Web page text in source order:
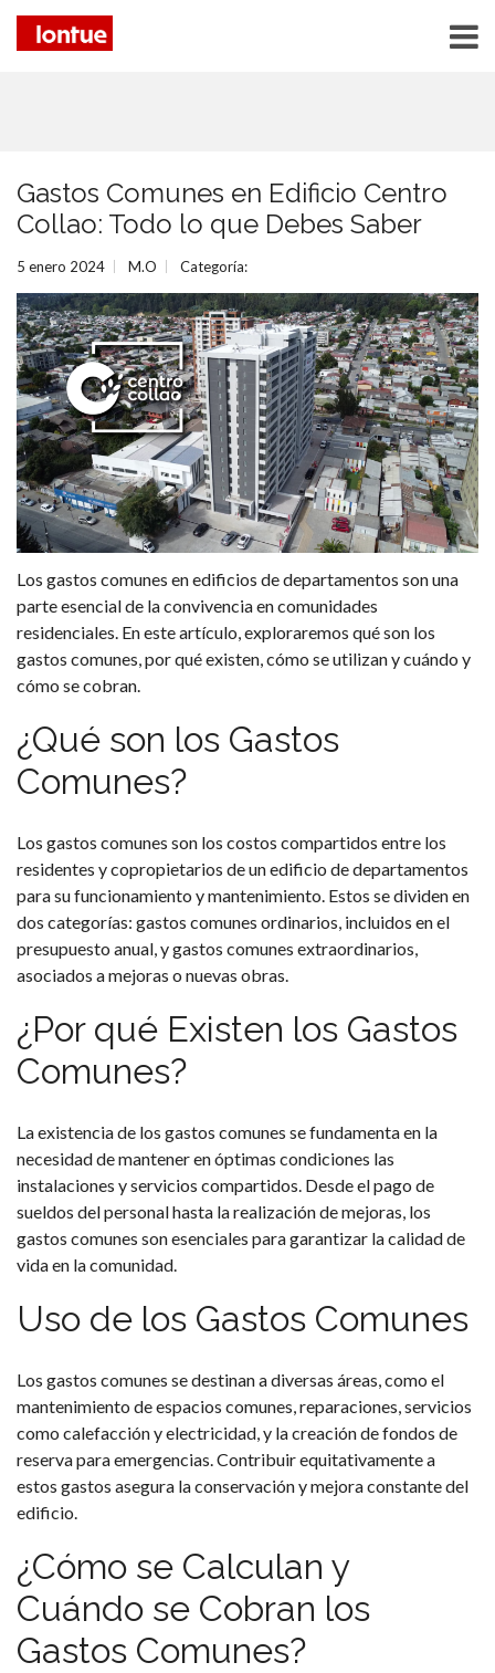
Gastos Comunes en Edificio Centro
Collao: Todo lo que Debes Saber
5 enero 2024 M.O Categoría:
Los gastos comunes en edificios de departamentos son una
parte esencial de la convivencia en comunidades
residenciales. En este artículo, exploraremos qué son los
gastos comunes, por qué existen, cómo se utilizan y cuándo y
cómo se cobran.
¿Qué son los Gastos
Comunes?
Los gastos comunes son los costos compartidos entre los
residentes y copropietarios de un edificio de departamentos
para su funcionamiento y mantenimiento. Estos se dividen en
dos categorías: gastos comunes ordinarios, incluidos en el
presupuesto anual, y gastos comunes extraordinarios,
asociados a mejoras o nuevas obras.
¿Por qué Existen los Gastos
Comunes?
La existencia de los gastos comunes se fundamenta en la
necesidad de mantener en óptimas condiciones las
instalaciones y servicios compartidos. Desde el pago de
sueldos del personal hasta la realización de mejoras, los
gastos comunes son esenciales para garantizar la calidad de
vida en la comunidad.
Uso de los Gastos Comunes
Los gastos comunes se destinan a diversas áreas, como el
mantenimiento de espacios comunes, reparaciones, servicios
como calefacción y electricidad, y la creación de fondos de
reserva para emergencias. Contribuir equitativamente a
estos gastos asegura la conservación y mejora constante del
edificio.
¿Cómo se Calculan y
Cuándo se Cobran los
Gastos Comunes?